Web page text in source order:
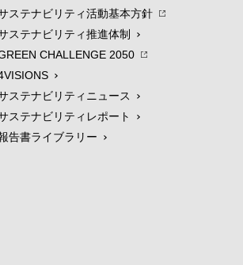
ステナビリティ活動基本方針
ステナビリティ推進体制
CHALLENGE 2050
ステナビリティニュース
ステナビリティレポート
告書ライブラリー